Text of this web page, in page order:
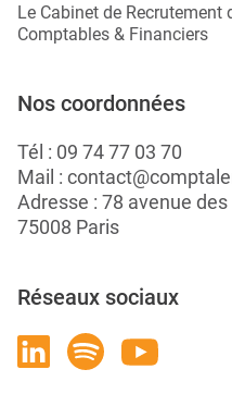
Le Cabinet de Recrutement
Comptables & Financiers
Nos coordonnées
Tél : 09 74 77 03 70
Mail :
Adresse : 78 avenue
75008 Paris
Réseaux sociaux